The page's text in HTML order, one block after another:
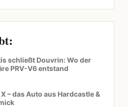
schließt Douvrin: Wo der
PRV-V6 entstand
– das Auto aus Hardcastle &